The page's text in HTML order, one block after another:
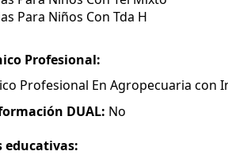
Para Niños Con Tda H
Profesional:
Profesional En Agropecuaria
DUAL: No
educativas: